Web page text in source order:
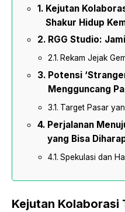
Kejutan
Shakur Hidup
RGG Studio:
Rekam Jejak
Potensi
Mengguncang
Target Pasar
Perjalanan
yang Bisa
Spekulasi dan
Kejutan Kolaborasi